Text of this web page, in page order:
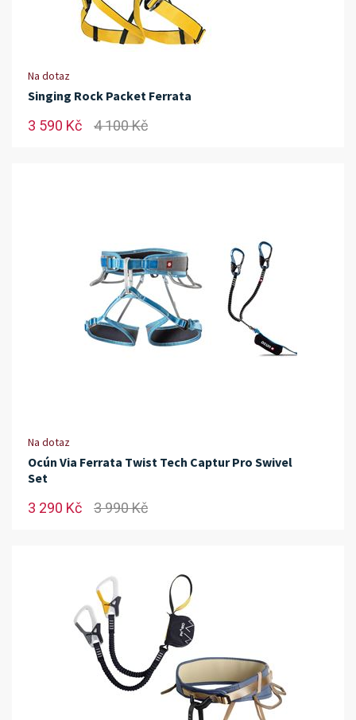
Na dotaz
Singing Rock Packet Ferrata
3 590 Kč 4 100 Kč
Na dotaz
Ocún Via Ferrata Twist Tech Captur Pro Swivel
Set
3 290 Kč 3 990 Kč